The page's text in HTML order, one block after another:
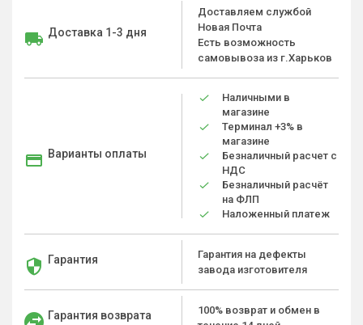
Доставка 1-3 дня
Доставляем службой
Новая Почта
Есть возможность
самовывоза из г.Харьков
Варианты оплаты
Наличными в
магазине
Терминал +3% в
магазине
Безналичный расчет с
НДС
Безналичный расчёт
на ФЛП
Наложенный платеж
Гарантия
Гарантия на дефекты
завода изготовителя
Гарантия возврата
100% возврат и обмен в